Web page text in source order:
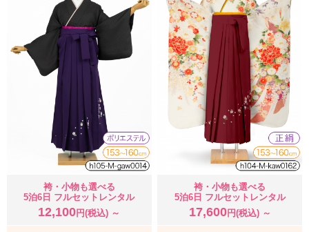
袴・小物も選べる
5泊6日 フルセットレンタル
12,100 円(税込) ～
袴・小物も選べる
5泊6日 フルセットレンタル
17,600円(税込) ～